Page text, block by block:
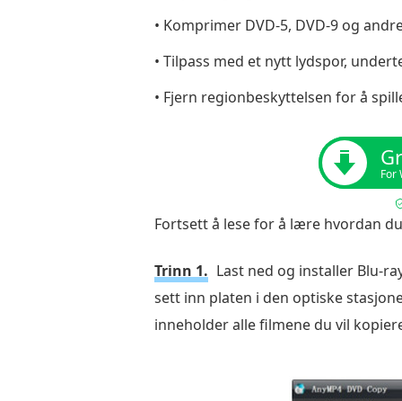
datamaskin
gratis
og
Del
3.
Slik
• Komprimer DVD-5, DVD-9 og
• Tilpass med et nytt lydspor,
• Fjern regionbeskyttelsen for å
For
Fortsett å lese for å lære hvordan
Trinn 1. Last ned og installer Blu-
sett inn platen i den optiske
inneholder alle filmene du vil